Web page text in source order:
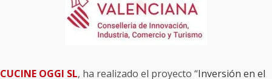
CUCINE OGGI SL, ha realizado el proyecto “Inversión en el